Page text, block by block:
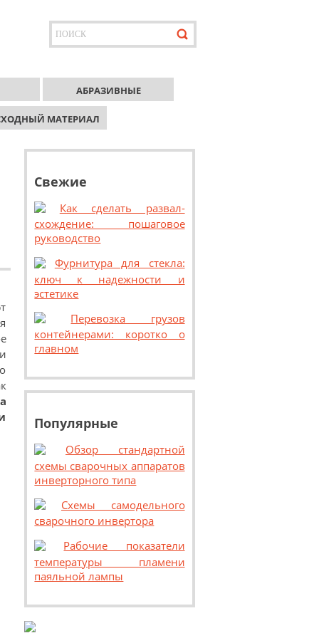
АБРАЗИВНЫЕ
МАТЕРИАЛ
Свежие
Как сделать развал-
схождение: пошаговое
руководство
Фурнитура для стекла:
ключ к надежности и
эстетике
Перевозка грузов
контейнерами: коротко о
главном
Популярные
Обзор стандартной
схемы сварочных аппаратов
инверторного типа
Схемы самодельного
сварочного инвертора
Рабочие показатели
температуры пламени
паяльной лампы